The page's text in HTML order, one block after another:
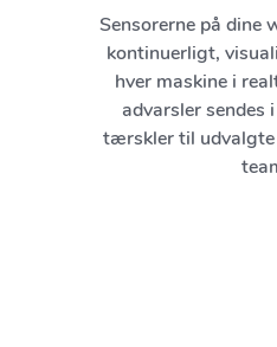
Sensorerne på dine
kontinuerligt,
hver maskine i
advarsler sendes
tærskler til udvalgte